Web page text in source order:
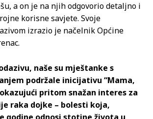
a on je na njih odgovorio detaljno i
korisne savjete. Svoje
izrazio je načelnik Općine
naše su mještanke s
podržale inicijativu “Mama,
pritom snažan interes za
raka dojke – bolesti koja,